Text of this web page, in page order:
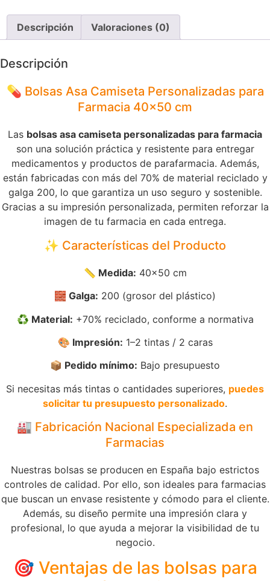
Descripción Valoraciones (0)
Descripción
💊 Bolsas Asa Camiseta Personalizadas para
Farmacia 40×50 cm
Las bolsas asa camiseta personalizadas para farmacia
son una solución práctica y resistente para entregar
medicamentos y productos de parafarmacia. Además,
están fabricadas con más del 70% de material reciclado y
galga 200, lo que garantiza un uso seguro y sostenible.
Gracias a su impresión personalizada, permiten reforzar la
imagen de tu farmacia en cada entrega.
✨ Características del Producto
📏 Medida: 40×50 cm
🧱 Galga: 200 (grosor del plástico)
♻️ Material: +70% reciclado, conforme a normativa
🎨 Impresión: 1–2 tintas / 2 caras
📦 Pedido mínimo: Bajo presupuesto
Si necesitas más tintas o cantidades superiores, puedes
solicitar tu presupuesto personalizado.
🏭 Fabricación Nacional Especializada en
Farmacias
Nuestras bolsas se producen en España bajo estrictos
controles de calidad. Por ello, son ideales para farmacias
que buscan un envase resistente y cómodo para el cliente.
Además, su diseño permite una impresión clara y
profesional, lo que ayuda a mejorar la visibilidad de tu
negocio.
🎯 Ventajas de las bolsas para